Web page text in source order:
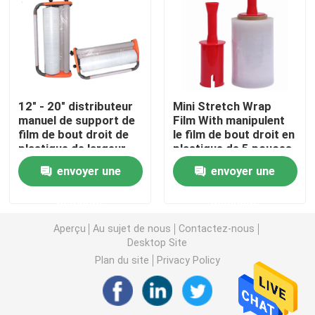
Ruban adhésif de PVC
Petit pain enorme de bande de BOPP
Ruban adhésif de fibre de verre
Petit pain de film de bout droit
Ruban adhésif de Polyimide
Ruban adhésif de mousse
12" - 20" distributeur
manuel de support de
film de bout droit de
plastique de largeur
de pouce 300-500mm
d'emballage coloré
transparent de feuille
envoyer une
Mini Stretch Wrap
Film With manipulent
le film de bout droit en
plastique de 5 pouces
avec les poignées
tournantes pour
l'enveloppe de palette
envoyer une
Aperçu Au sujet de nous
Contactez-nous
Desktop Site
Plan du site
Privacy Policy